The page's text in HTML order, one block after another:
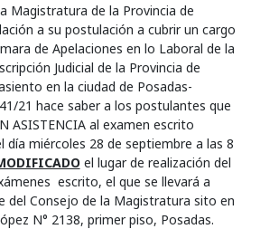
Magistratura de la Provincia de
a su postulación a cubrir un cargo
de Apelaciones en lo Laboral de la
Judicial de la Provincia de
en la ciudad de Posadas-
21 hace saber a los postulantes que
ASISTENCIA al examen escrito
día miércoles 28 de septiembre a las 8
el lugar de realización del
escrito, el que se llevará a
del Consejo de la Magistratura sito en
N° 2138, primer piso, Posadas.